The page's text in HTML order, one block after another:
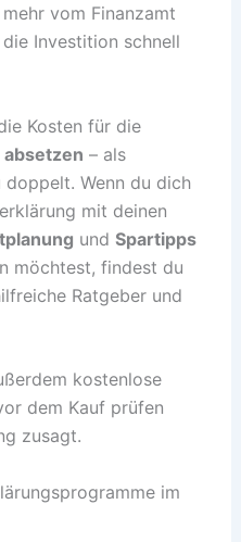
vom Finanzamt
Investition schnell
Kosten für die
– als
Wenn du dich
mit deinen
und Spartipps
möchtest, findest du
Ratgeber und
kostenlose
dem Kauf prüfen
zusagt.
im